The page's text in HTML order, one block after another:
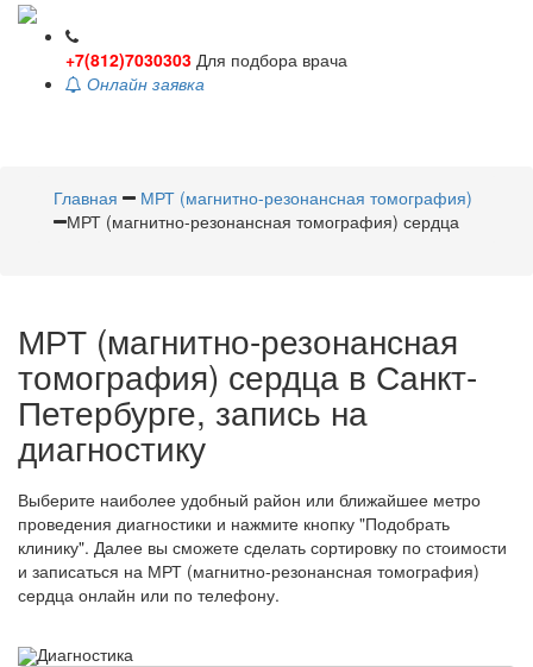
+7(812)7030303 Для подбора врача
Онлайн заявка
Главная
МРТ (магнитно-резонансная томография)
МРТ (магнитно-резонансная томография) сердца
МРТ (магнитно-резонансная
томография) сердца в Санкт-
Петербурге, запись на
диагностику
Выберите наиболее удобный район или ближайшее метро
проведения диагностики и нажмите кнопку "Подобрать
клинику". Далее вы сможете сделать сортировку по стоимости
и записаться на МРТ (магнитно-резонансная томография)
сердца онлайн или по телефону.
Диагностика